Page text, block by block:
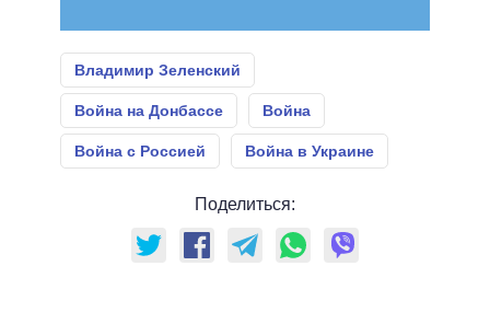
Владимир Зеленский
Война на Донбассе Война
Война с Россией Война в Украине
Поделиться: